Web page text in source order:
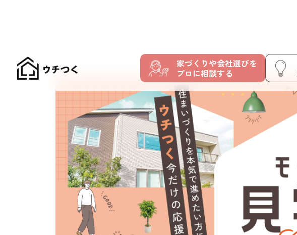
家づくりや会社選びを
プロに相談する